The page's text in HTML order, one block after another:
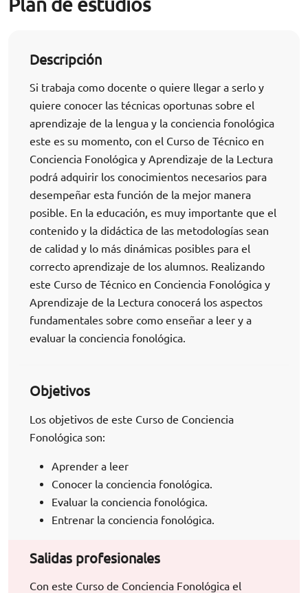
Descripción
Si trabaja como docente o quiere llegar a serlo y
quiere conocer las técnicas oportunas sobre el
aprendizaje de la lengua y la conciencia fonológica
este es su momento, con el Curso de Técnico en
Conciencia Fonológica y Aprendizaje de la Lectura
podrá adquirir los conocimientos necesarios para
desempeñar esta función de la mejor manera
posible. En la educación, es muy importante que el
contenido y la didáctica de las metodologías sean
de calidad y lo más dinámicas posibles para el
correcto aprendizaje de los alumnos. Realizando
este Curso de Técnico en Conciencia Fonológica y
Aprendizaje de la Lectura conocerá los aspectos
fundamentales sobre como enseñar a leer y a
evaluar la conciencia fonológica.
Objetivos
Los objetivos de este Curso de Conciencia
Fonológica son:
Aprender a leer
Conocer la conciencia fonológica.
Evaluar la conciencia fonológica.
Entrenar la conciencia fonológica.
Salidas profesionales
Con este Curso de Conciencia Fonológica el